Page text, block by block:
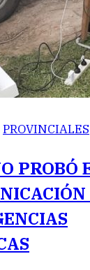
PROVINCIALES
PROBÓ